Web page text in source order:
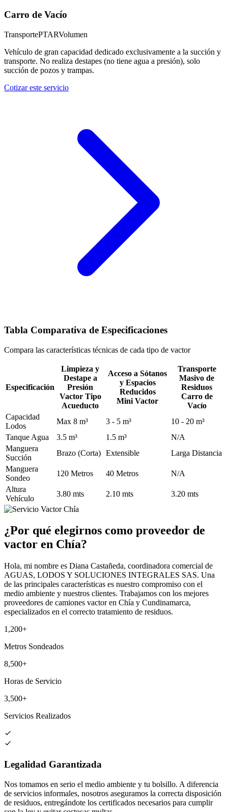
Carro de Vacío
TransportePTARVolumen
Vehículo de gran capacidad dedicado exclusivamente a la succión y
transporte. No realiza destapes (no tiene agua a presión), solo
succión de pozos y trampas.
Cotizar este servicio
Tabla Comparativa de Especificaciones
Compara las características técnicas de cada tipo de vactor
Especificación
Limpieza y
Destape a
Presión
Vactor Tipo
Acueducto
Acceso a Sótanos
y Espacios
Reducidos
Mini Vactor
Transporte
Masivo de
Residuos
Carro de
Vacío
Capacidad
Lodos
Max 8 m³ 3 - 5 m³
10 - 20 m³
Tanque Agua
3.5 m³ 1.5 m³
N/A
Manguera
Succión
Brazo (Corta) Extensible
Larga Distancia
Manguera
Sondeo
120 Metros 40 Metros
N/A
Altura
Vehículo
3.80 mts 2.10 mts 3.20 mts
¿Por qué elegirnos como proveedor de
vactor en Chía?
Hola, mi nombre es Diana Castañeda, coordinadora comercial de
AGUAS, LODOS Y SOLUCIONES INTEGRALES SAS. Una
de las principales características es nuestro compromiso con el
medio ambiente y nuestros clientes. Trabajamos con los mejores
proveedores de camiones vactor en Chía y Cundinamarca,
especializados en el correcto tratamiento de residuos.
1,200+
Metros Sondeados
8,500+
Horas de Servicio
3,500+
Servicios Realizados
Legalidad Garantizada
Nos tomamos en serio el medio ambiente y tu bolsillo. A diferencia
de servicios informales, nosotros aseguramos la correcta disposición
de residuos, entregándote los certificados necesarios para cumplir